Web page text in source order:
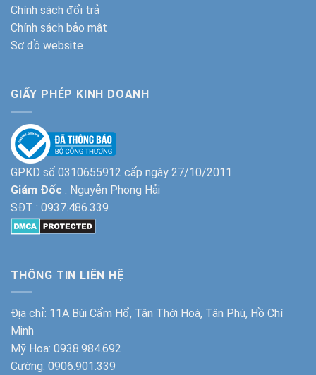
Chính sách đổi trả
Chính sách bảo mật
Sơ đồ website
GIẤY PHÉP KINH DOANH
GPKD số 0310655912 cấp ngày 27/10/2011
Giám Đốc : Nguyễn Phong Hải
SĐT : 0937.486.339
THÔNG TIN LIÊN HỆ
Địa chỉ: 11A Bùi Cẩm Hổ, Tân Thới Hoà, Tân Phú, Hồ Chí
Minh
Mỹ Hoa: 0938.984.692
Cường: 0906.901.339